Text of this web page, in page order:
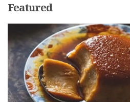
Featured